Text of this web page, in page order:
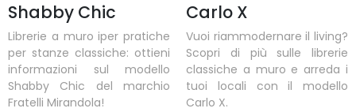
Shabby Chic
Librerie a muro iper pratiche
per stanze classiche: ottieni
informazioni sul modello
Shabby Chic del marchio
Fratelli Mirandola!
Carlo X
Vuoi riammodernare il living?
Scopri di più sulle librerie
classiche a muro e arreda i
tuoi locali con il modello
Carlo X.